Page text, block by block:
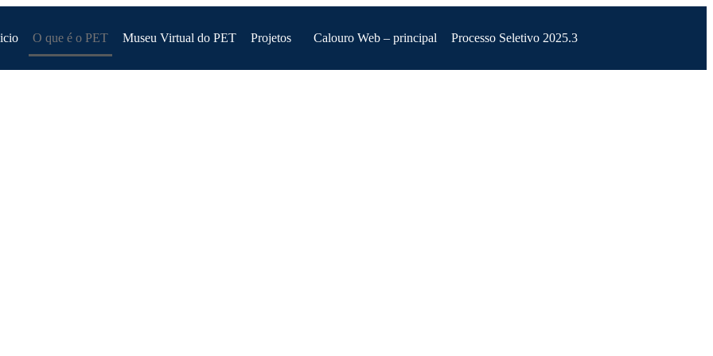
O que é o PET Museu Virtual do PET Projetos Calouro Web – principal Processo Seletivo 2025.3